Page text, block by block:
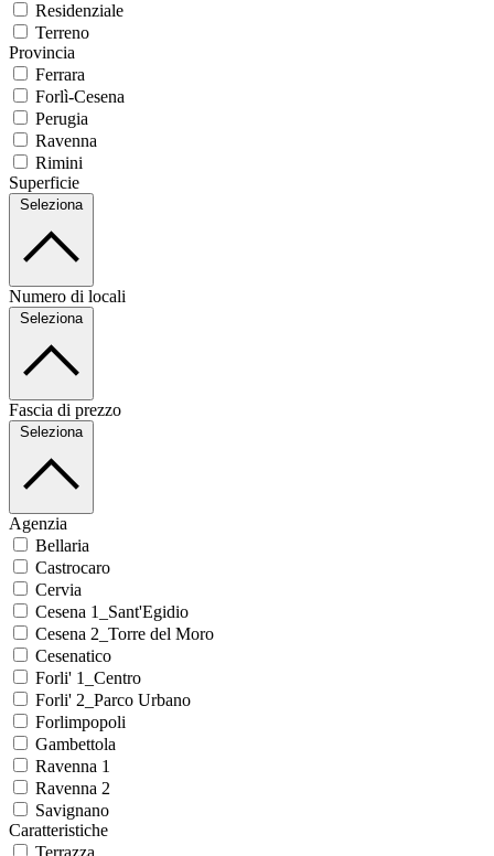
Residenziale
Terreno
Provincia
Ferrara
Forlì-Cesena
Perugia
Ravenna
Rimini
Superficie
Seleziona
Numero di locali
Seleziona
Fascia di prezzo
Seleziona
Agenzia
Bellaria
Castrocaro
Cervia
Cesena 1_Sant'Egidio
Cesena 2_Torre del Moro
Cesenatico
Forli' 1_Centro
Forli' 2_Parco Urbano
Forlimpopoli
Gambettola
Ravenna 1
Ravenna 2
Savignano
Caratteristiche